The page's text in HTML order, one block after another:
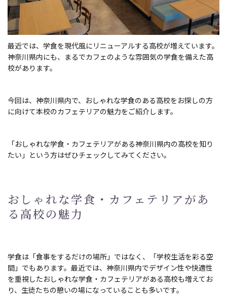
最近では、学食を現代風にリニューアルする高校が増えています。
神奈川県内にも、まるでカフェのような雰囲気の学食を備えた高
校があります。
今回は、神奈川県内で、おしゃれな学食のある高校をお探しの方
に向けて本校のカフェテリアの魅力をご紹介します。
「おしゃれな学食・カフェテリアがある神奈川県内の高校を知り
たい」という方はぜひチェックしてみてください。
おしゃれな学食・カフェテリアがあ
る高校の魅力
学食は「食事をするだけの場所」ではなく、「学校生活を彩る空
間」でもあります。最近では、神奈川県内でデザイン性や快適性
を重視したおしゃれな学食・カフェテリアがある高校も増えてお
り、生徒たちの憩いの場になっていることも多いです。